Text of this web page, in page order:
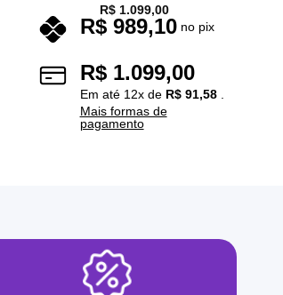
R$ 1.099,00
R$989,10 no pix
R$1.099,00
Em até 12x de R$91,58.
Mais formas de
pagamento